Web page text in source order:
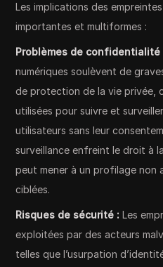
Les implications des
importantes et multiformes :
Problèmes de
numériques soulèvent de
de protection de la vie privée,
utilisées pour suivre et
utilisateurs sans leur
surveillance enfreint le droit à
peut mener à un profilage non
ciblées.
Risques de sécurité :Les
exploitées par des acteurs
telles que l’usurpation